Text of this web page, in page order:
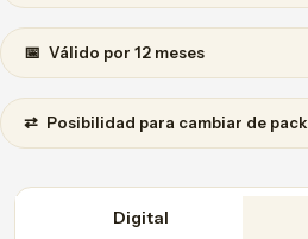
📅 Válido por 12 meses
⇄ Posibilidad para cambiar de pack
Digital